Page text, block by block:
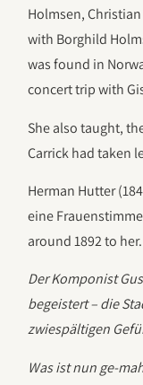
Holmsen,
with Borghild
was found in
concert trip with
She also taught,
Carrick had taken
Herman Hutter
eine
around 1892 to her.
Der Komponist
begeistert – die
zwiespältigen
Was ist nun ge-